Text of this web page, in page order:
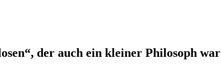
der auch ein kleiner Philosoph war